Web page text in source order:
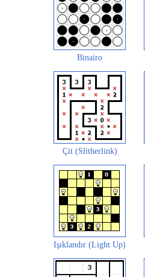
Binairo
Çit (Slitherlink)
Işıklandır (Light Up)